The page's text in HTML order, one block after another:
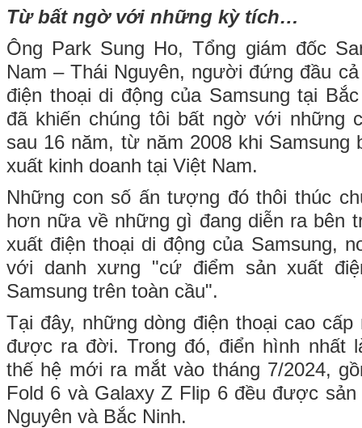
Từ bất ngờ với những kỳ tích…
Ông Park Sung Ho, Tổng giám đốc
Nam – Thái Nguyên, người đứng đầu
điện thoại di động của Samsung tại
đã khiến chúng tôi bất ngờ với những
sau 16 năm, từ năm 2008 khi Samsung
xuất kinh doanh tại Việt Nam.
Những con số ấn tượng đó thôi thúc
hơn nữa về những gì đang diễn ra bên
xuất điện thoại di động của Samsung,
với danh xưng "cứ điểm sản xuất
Samsung trên toàn cầu".
Tại đây, những dòng điện thoại cao cấp
được ra đời. Trong đó, điển hình nhất
thế hệ mới ra mắt vào tháng 7/2024,
Fold 6 và Galaxy Z Flip 6 đều được
Nguyên và Bắc Ninh.